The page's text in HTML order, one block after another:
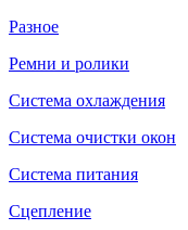
Разное
Ремни и ролики
Система охлаждения
Система очистки окон
Система питания
Сцепление